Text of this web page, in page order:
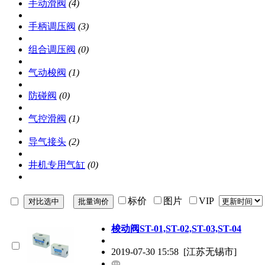
手动滑阀 (4)
手柄调压阀 (3)
组合调压阀 (0)
气动梭阀 (1)
防碰阀 (0)
气控滑阀 (1)
导气接头 (2)
井机专用气缸 (0)
标价 图片 VIP
梭动阀ST-01,ST-02,ST-03,ST-04
2019-07-30 15:58 [江苏无锡市]